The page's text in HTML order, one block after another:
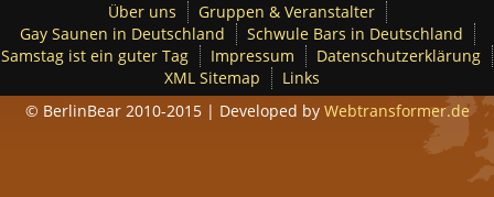
Über uns
Gruppen & Veranstalter
Gay Saunen in Deutschland
Schwule Bars in Deutschland
Samstag ist ein guter Tag
Impressum
Datenschutzerklärung
XML Sitemap
Links
© BerlinBear 2010-2015 | Developed by Webtransformer.de